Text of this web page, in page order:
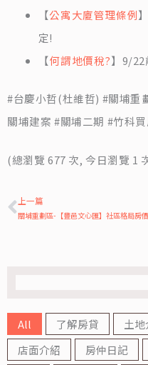
【公寓大廈管理條例
定!
【何謂地價稅?】9/22
#台慶小哲(杜維哲) #關埔重
關埔建案 #關埔二期 #竹科
(總瀏覽 677 次, 今日瀏覽 1
上一篇
All 了解房貸 土地
店面介紹
房仲日記